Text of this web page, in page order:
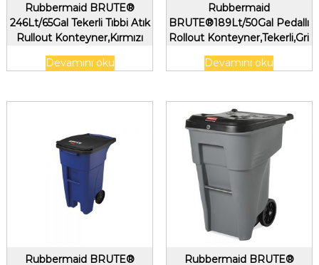
Rubbermaid BRUTE®
246Lt/65Gal Tekerli Tıbbi Atık
Rullout Konteyner,Kırmızı
Devamını oku
Rubbermaid
BRUTE®189Lt/50Gal Pedallı
Rollout Konteyner,Tekerli,Gri
Devamını oku
Rubbermaid BRUTE® Rubbermaid BRUTE®